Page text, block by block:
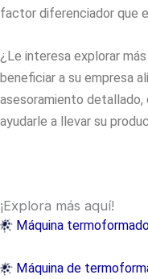
factor diferenciador que
¿Le interesa explorar
beneficiar a su empresa
asesoramiento
ayudarle a llevar su
¡Explora más aquí!
Máquina
Máquina de